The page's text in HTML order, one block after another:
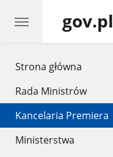
Strona główna
Rada Ministrów
Kancelaria Premiera
Ministerstwa
gov.pl